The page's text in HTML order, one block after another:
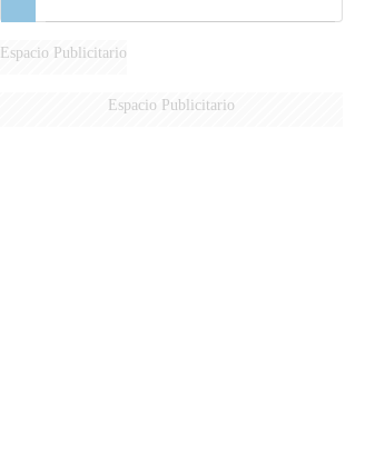
Espacio Publicitario
Espacio Publicitario